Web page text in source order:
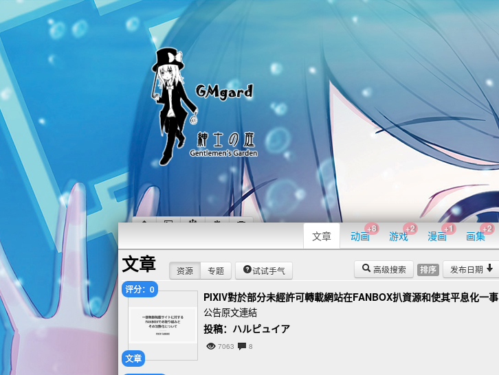
文章 动画
+8
游戏
+2
漫画
+1
画集
+2
文章 高级搜索 排序 发布日期
资源 专题 试试手气
文章
评分：0
PIXIV對於部分未經許可轉載網站在FANBOX扒資源和使其平息化一事
公告原文連結
投稿：ハルピュイア
7063 8